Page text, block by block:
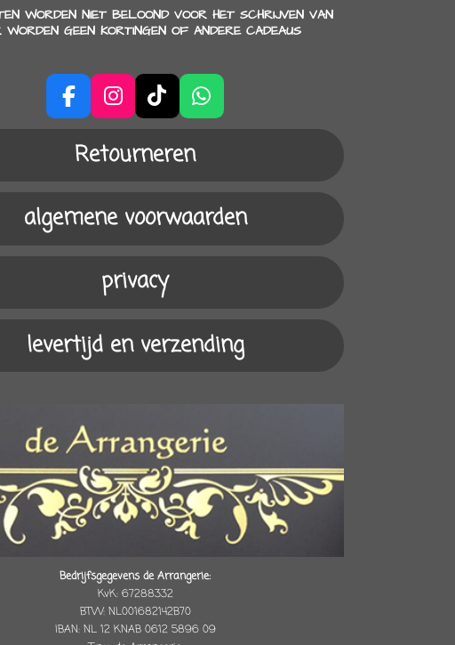
WORDEN NIET BELOOND VOOR HET SCHRIJVEN VAN
WORDEN GEEN KORTINGEN OF ANDERE CADEAUS
F
a
b
o
k
I
n
s
t
a
r
a
m
T
i
k
T
o
W
h
s
p
p
Retourneren
algemene voorwaarden
privacy
levertijd en verzending
Bedrijfsgegevens de Arrangerie:
KvK: 67288332
BTW: NL001682142B70
IBAN: NL 12 KNAB 0612 5896 09